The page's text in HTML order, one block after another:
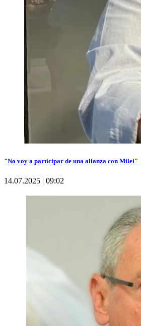
"No voy a participar de una alianza con Milei"
14.07.2025 | 09:02